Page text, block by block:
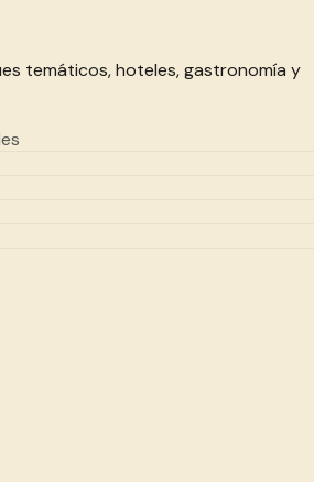
temáticos, hoteles, gastronomía y